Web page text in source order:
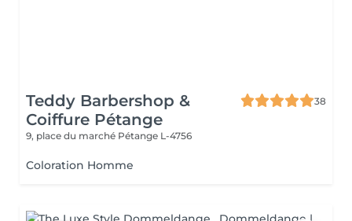
Teddy Barbershop &
Coiffure Pétange
38
9, place du marché Pétange L-4756
Coloration Homme